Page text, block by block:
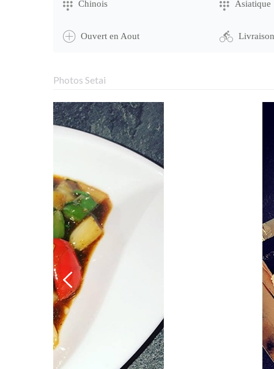
Chinois Asiatique
Ouvert en Aout Livraison
Photos Setai